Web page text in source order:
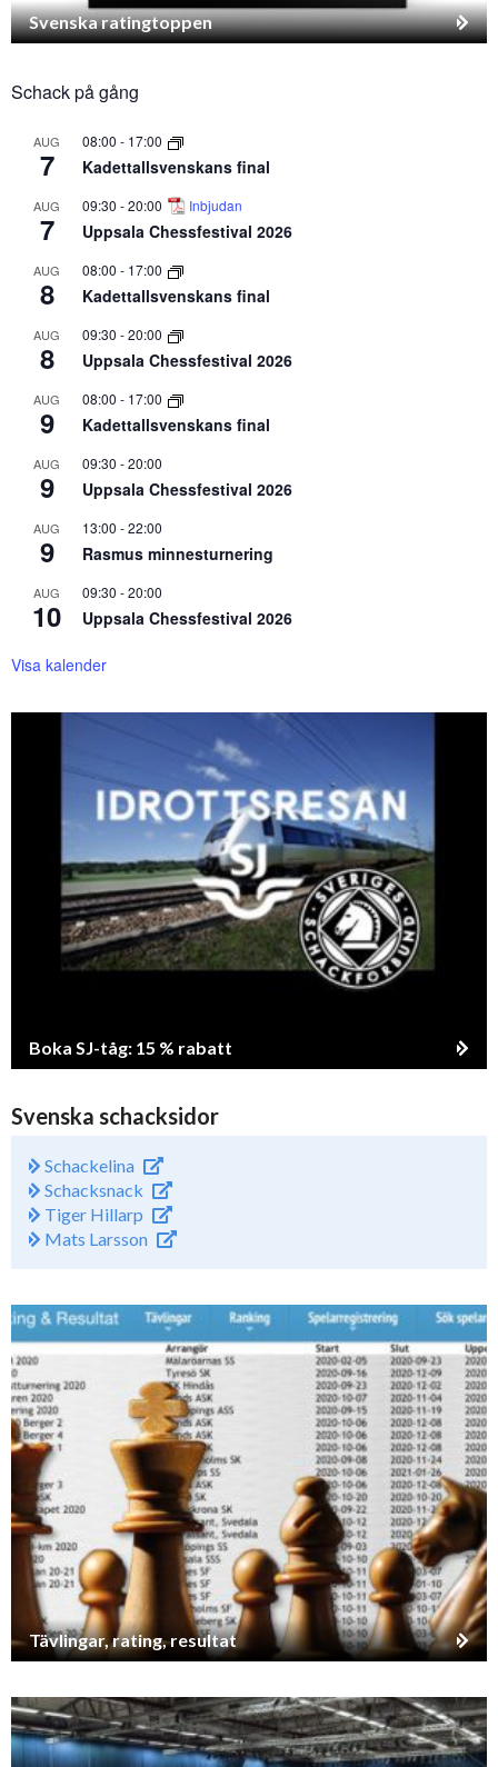
Svenska ratingtoppen
Schack på gång
AUG
7
08:00 - 17:00
Kadettallsvenskans final
AUG
7
09:30 -20:00 Inbjudan
Uppsala Chessfestival 2026
AUG
8
08:00 - 17:00
Kadettallsvenskans final
AUG
8
09:30 -20:00
Uppsala Chessfestival 2026
AUG
9
08:00 - 17:00
Kadettallsvenskans final
AUG
9
09:30 -20:00
Uppsala Chessfestival 2026
AUG
9
13:00 -22:00
Rasmus minnesturnering
AUG
10
09:30 -20:00
Uppsala Chessfestival 2026
Visa kalender
Boka SJ-tåg: 15 % rabatt
Svenska schacksidor
Schackelina
Schacksnack
Tiger Hillarp
Mats Larsson
Tävlingar, rating, resultat